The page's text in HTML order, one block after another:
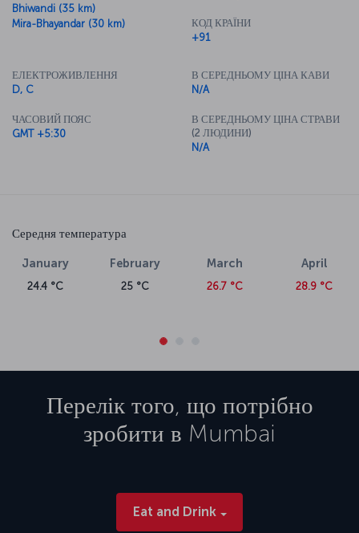
Bhiwandi (35 km)
Mira-Bhayandar (30 km)
КОД КРАЇНИ
+91
ЕЛЕКТРОЖИВЛЕННЯ
D, C
ЧАСОВИЙ ПОЯС
GMT +5:30
В СЕРЕДНЬОМУ ЦІНА КАВИ
N/A
В СЕРЕДНЬОМУ ЦІНА СТРАВИ
(2 ЛЮДИНИ)
N/A
Середня температура
January
24.4 °C
February
25 °C
March
26.7 °C
April
28.9 °C
Перелік того, що потрібно
зробити в Mumbai
Eat and Drink